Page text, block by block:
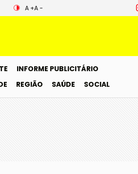
A +A -
INFORME PUBLICITÁRIO
REGIÃO SAÚDE
SOCIAL